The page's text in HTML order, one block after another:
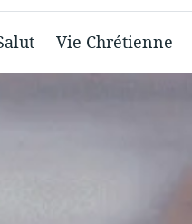
Vie Chrétienne